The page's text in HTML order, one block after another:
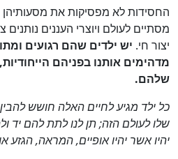
החסידות לא מפסיקות את מסעותיהן
מסתיים לעולם ויוצרי העננים נותנים
יצור חי. יש ילדים שהם רגועים
מדהימים אותנו בפניהם
שלהם.
כל ילד מגיע לחיים האלה חושש
שלו לעולם הזה; תן לנו לתת להם יד
יהיו אשר יהיו אופיים, המראה, הגזע